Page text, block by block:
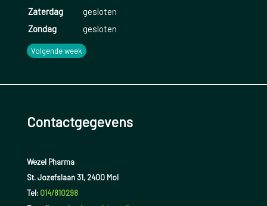
Zaterdag
gesloten
Zondag
gesloten
Volgende week
Contactgegevens
Wezel Pharma
St. Jozefslaan 31, 2400 Mol
Tel: 014/810298